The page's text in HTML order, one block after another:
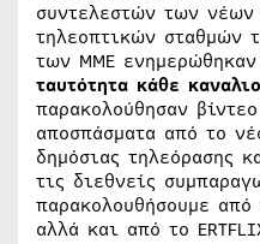
συντελεστών των
τηλεοπτικών σταθμών
των ΜΜΕ
ταυτότητα κάθε
παρακολούθησαν
αποσπάσματα από το
δημόσιας τηλεόρασης
τις διεθνείς
παρακολουθήσουμε
αλλά και από το